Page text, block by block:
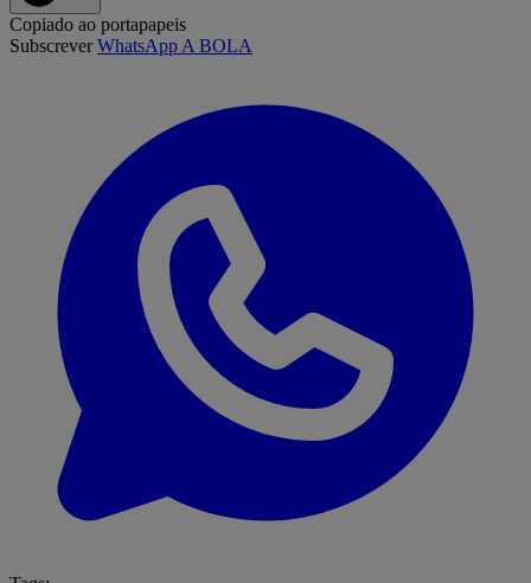
Copiado ao portapapeis
SubscreverWhatsApp A BOLA